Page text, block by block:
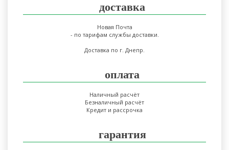
доставка
Новая Почта
- по тарифам службы доставки.
Доставка по г. Днепр.
оплата
Наличный расчёт
Безналичный расчёт
Кредит и рассрочка
гарантия